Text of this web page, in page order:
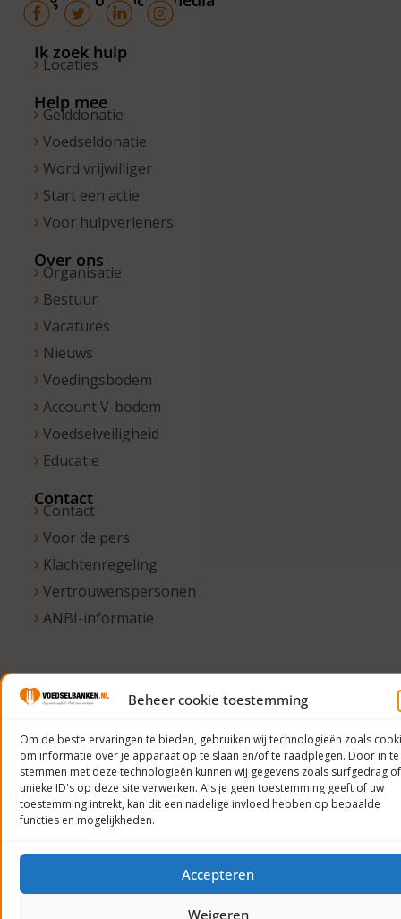
Beheer cookie toestemming
Om de beste ervaringen te bieden, gebruiken wij technologieën zoals
om informatie over je apparaat op te slaan en/of te raadplegen. Door in te
stemmen met deze technologieën kunnen wij gegevens zoals surfgedrag of
unieke ID's op deze site verwerken. Als je geen toestemming geeft of uw
toestemming intrekt, kan dit een nadelige invloed hebben op bepaalde
functies en mogelijkheden.
Accepteren
Weigeren
de vrijdagen
zijn wij
bereikbaar
van 10.00 –
Ik zoek hulp
Locaties
Help mee
Gelddonatie
Voedseldonatie
Word vrijwilliger
Start een actie
Voor hulpverleners
Over ons
Organisatie
Bestuur
Vacatures
Nieuws
Voedingsbodem
Account V-bodem
Voedselveiligheid
Educatie
Contact
Contact
Voor de pers
Klachtenregeling
Vertrouwenspersonen
ANBI-informatie
© 2023
Nederland
Privacyverklaring